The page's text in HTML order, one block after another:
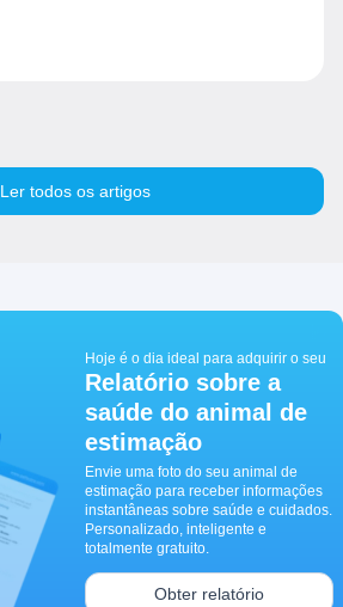
Ler todos os artigos
Hoje é o dia ideal para adquirir o seu
Relatório sobre a
saúde do animal de
estimação
Envie uma foto do seu animal de
estimação para receber informações
instantâneas sobre saúde e cuidados.
Personalizado, inteligente e
totalmente gratuito.
Obter relatório